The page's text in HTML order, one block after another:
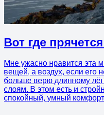
Вот где
Мне ужасно нравится эта
вещей, а воздух, если его
больше верю длинному
слоям. В этом есть и
спокойный, умный